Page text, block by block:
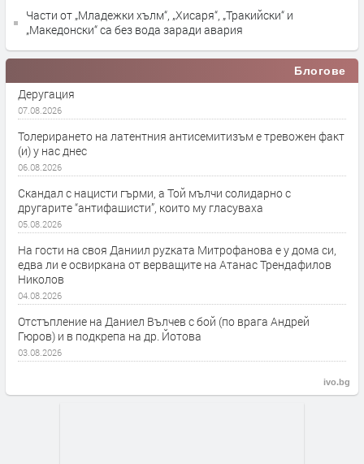
Части от „Младежки хълм“, „Хисаря“, „Тракийски“ и
„Македонски“ са без вода заради авария
Блогове
Деругация
07.08.2026
Толерирането на латентния антисемитизъм е тревожен факт
(и) у нас днес
06.08.2026
Скандал с нацисти гърми, а Той мълчи солидарно с
другарите “антифашисти”, които му гласуваха
05.08.2026
На гости на своя Даниил руzката Митрофанова е у дома си,
едва ли е освиркана от верващите на Атанас Трендафилов
Николов
04.08.2026
Отстъпление на Даниел Вълчев с бой (по врага Андрей
Гюров) и в подкрепа на др. Йотова
03.08.2026
ivo.bg